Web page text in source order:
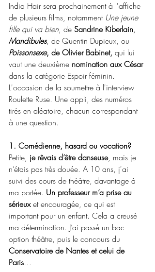
India Hair sera prochainement à l'affiche
de plusieurs films, notamment Une jeune
fille qui va bien, de Sandrine Kiberlain,
Mandibules, de Quentin Dupieux, ou
Poissonsexe, de Olivier Babinet, qui lui
vaut une deuxième nomination aux César
dans la catégorie Espoir féminin.
L'occasion de la soumettre à l'interview
Roulette Ruse. Une appli, des numéros
tirés en aléatoire, chacun correspondant
à une question.
1. Comédienne, hasard ou vocation?
Petite, je rêvais d’être danseuse, mais je
n’étais pas très douée. A 10 ans, j'ai
suivi des cours de théâtre, davantage à
ma portée. Un professeur m’a prise au
sérieux et encouragée, ce qui est
important pour un enfant. Cela a creusé
ma détermination. J’ai passé un bac
option théâtre, puis le concours du
Conservatoire de Nantes et celui de
Paris…